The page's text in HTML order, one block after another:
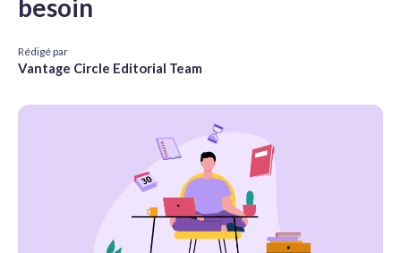
besoin
Rédigé par
Vantage Circle Editorial Team